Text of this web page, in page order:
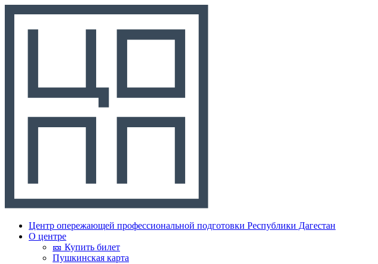
Центр опережающей профессиональной подготовки Республики Дагестан
О центре
🎫 Купить билет
Пушкинская карта